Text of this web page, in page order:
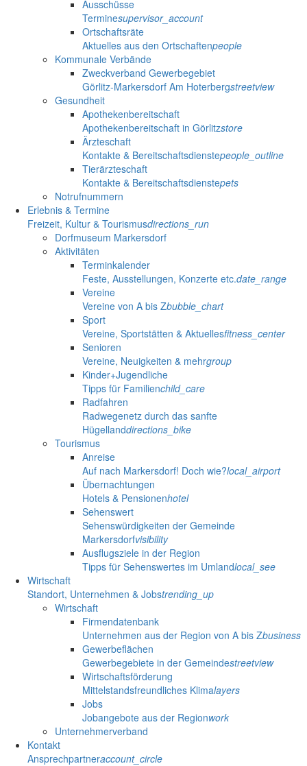
Ausschüsse
Terminesupervisor_account
Ortschaftsräte
Aktuelles aus den Ortschaftenpeople
Kommunale Verbände
Zweckverband Gewerbegebiet
Görlitz-Markersdorf Am Hoterbergstreetview
Gesundheit
Apothekenbereitschaft
Apothekenbereitschaft in Görlitzstore
Ärzteschaft
Kontakte & Bereitschaftsdienstepeople_outline
Tierärzteschaft
Kontakte & Bereitschaftsdienstepets
Notrufnummern
Erlebnis & Termine
Freizeit, Kultur & Tourismusdirections_run
Dorfmuseum Markersdorf
Aktivitäten
Terminkalender
Feste, Ausstellungen, Konzerte etc.date_range
Vereine
Vereine von A bis Zbubble_chart
Sport
Vereine, Sportstätten & Aktuellesfitness_center
Senioren
Vereine, Neuigkeiten & mehrgroup
Kinder+Jugendliche
Tipps für Familienchild_care
Radfahren
Radwegenetz durch das sanfte
Hügellanddirections_bike
Tourismus
Anreise
Auf nach Markersdorf! Doch wie?local_airport
Übernachtungen
Hotels & Pensionenhotel
Sehenswert
Sehenswürdigkeiten der Gemeinde
Markersdorfvisibility
Ausflugsziele in der Region
Tipps für Sehenswertes im Umlandlocal_see
Wirtschaft
Standort, Unternehmen & Jobstrending_up
Wirtschaft
Firmendatenbank
Unternehmen aus der Region von A bis Zbusiness
Gewerbeflächen
Gewerbegebiete in der Gemeindestreetview
Wirtschaftsförderung
Mittelstandsfreundliches Klimalayers
Jobs
Jobangebote aus der Regionwork
Unternehmerverband
Kontakt
Ansprechpartneraccount_circle